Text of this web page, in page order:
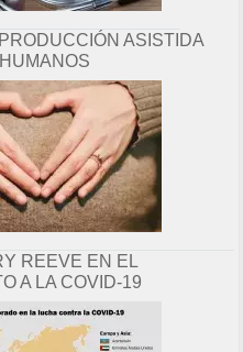
ASISTIDA
REEVE EN EL
A LA COVID-19